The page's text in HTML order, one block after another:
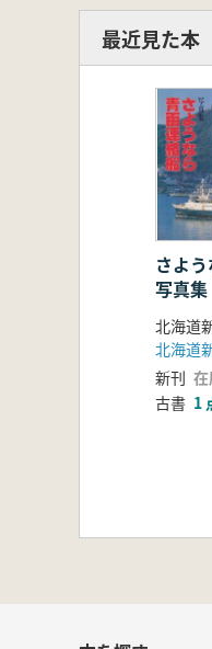
最近見た本
さよ
写真集
北海道
北海道
新刊
古書 1